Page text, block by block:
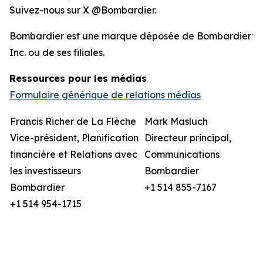
Suivez-nous sur X @Bombardier.
Bombardier est une marque déposée de Bombardier
Inc. ou de ses filiales.
Ressources pour les médias
Formulaire générique de relations médias
Francis Richer de La Flèche
Vice-président, Planification
financière et Relations avec
les investisseurs
Bombardier
+1 514 954-1715
Mark Masluch
Directeur principal,
Communications
Bombardier
+1 514 855-7167